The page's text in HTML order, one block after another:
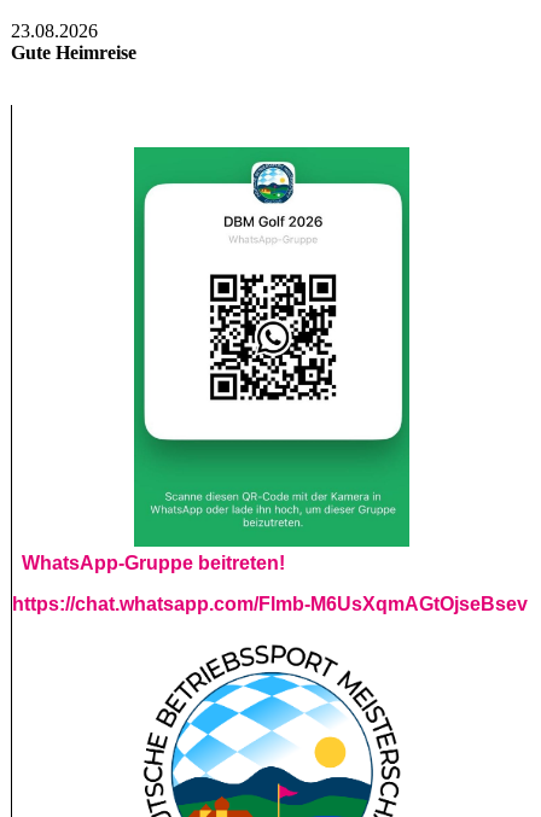
23.08.2026
Gute Heimreise
WhatsApp-Gruppe beitreten!
https://chat.whatsapp.com/Flmb-M6UsXqmAGtOjseBsev